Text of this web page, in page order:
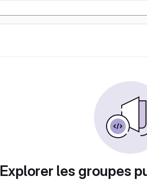
Explorer les groupes